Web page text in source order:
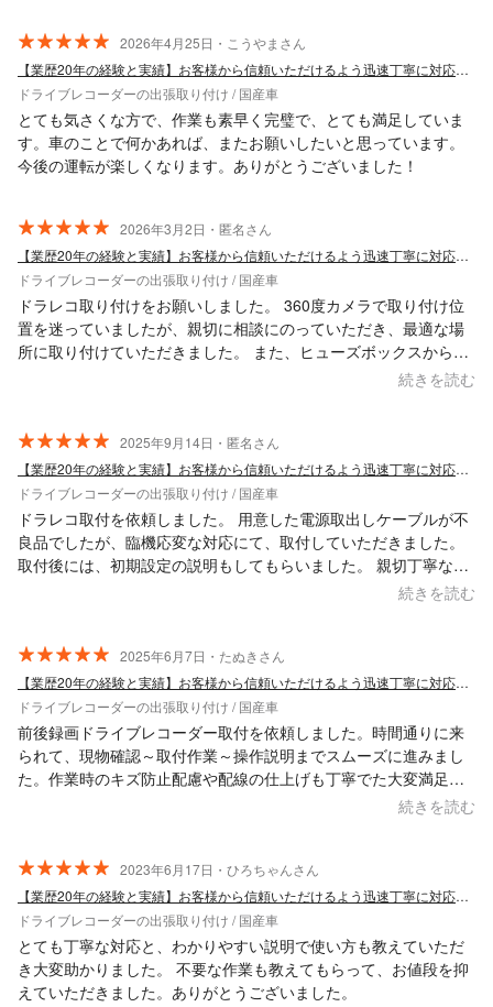
2026年4月25日・こうやまさん
【業歴20年の経験と実績】お客様から信頼いただけるよう迅速丁寧に対応します！
ドライブレコーダーの出張取り付け / 国産車
とても気さくな方で、作業も素早く完璧で、とても満足していま
す。車のことで何かあれば、またお願いしたいと思っています。
今後の運転が楽しくなります。ありがとうございました！
2026年3月2日・匿名さん
【業歴20年の経験と実績】お客様から信頼いただけるよう迅速丁寧に対応します！
ドライブレコーダーの出張取り付け / 国産車
ドラレコ取り付けをお願いしました。 360度カメラで取り付け位
置を迷っていましたが、親切に相談にのっていただき、最適な場
所に取り付けていただきました。 また、ヒューズボックスから電
源を取らず、他の場所から電源を取っていただけたので、ヒュー
んを選んで良かったです。
続きを読む
2025年9月14日・匿名さん
【業歴20年の経験と実績】お客様から信頼いただけるよう迅速丁寧に対応します！
ドライブレコーダーの出張取り付け / 国産車
ドラレコ取付を依頼しました。 用意した電源取出しケーブルが不
良品でしたが、臨機応変な対応にて、取付していただきました。
取付後には、初期設定の説明もしてもらいました。 親切丁寧な施
続きを読む
2025年6月7日・たぬきさん
【業歴20年の経験と実績】お客様から信頼いただけるよう迅速丁寧に対応します！
ドライブレコーダーの出張取り付け / 国産車
前後録画ドライブレコーダー取付を依頼しました。時間通りに来
られて、現物確認～取付作業～操作説明までスムーズに進みまし
た。作業時のキズ防止配慮や配線の仕上げも丁寧でた大変満足し
ています。また何かあるときはお願いしたいと思います。続きを読む
2023年6月17日・ひろちゃんさん
【業歴20年の経験と実績】お客様から信頼いただけるよう迅速丁寧に対応します！
ドライブレコーダーの出張取り付け / 国産車
とても丁寧な対応と、わかりやすい説明で使い方も教えていただ
き大変助かりました。 不要な作業も教えてもらって、お値段を抑
えていただきました。ありがとうございました。